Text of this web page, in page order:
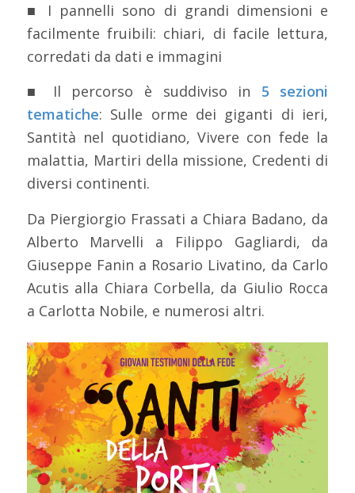
■ I pannelli sono di grandi dimensioni e
facilmente fruibili: chiari, di facile lettura,
corredati da dati e immagini
■ Il percorso è suddiviso in 5 sezioni
tematiche: Sulle orme dei giganti di ieri,
Santità nel quotidiano, Vivere con fede la
malattia, Martiri della missione, Credenti di
diversi continenti.
Da Piergiorgio Frassati a Chiara Badano, da
Alberto Marvelli a Filippo Gagliardi, da
Giuseppe Fanin a Rosario Livatino, da Carlo
Acutis alla Chiara Corbella, da Giulio Rocca
a Carlotta Nobile, e numerosi altri.